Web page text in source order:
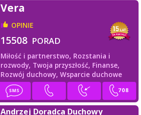
Vera
OPINIE
15508 PORAD
Miłość i partnerstwo, Rozstania i
rozwody, Twoja przyszłość, Finanse,
Rozwój duchowy, Wsparcie duchowe
Andrzej Doradca Duchowy